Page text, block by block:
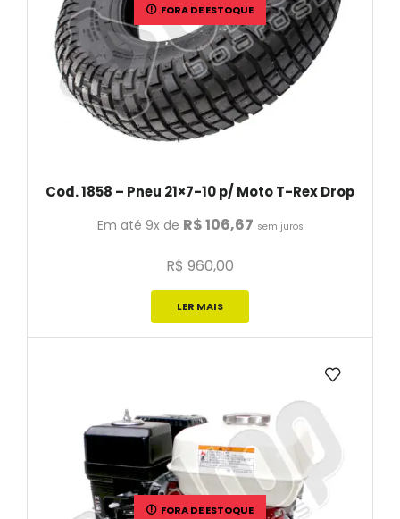
FORA DE ESTOQUE
Cod. 1858 – Pneu 21×7-10 p/ Moto T-Rex Drop
Em até 9x de R$106,67 sem juros
R$ 960,00
LER MAIS
FORA DE ESTOQUE